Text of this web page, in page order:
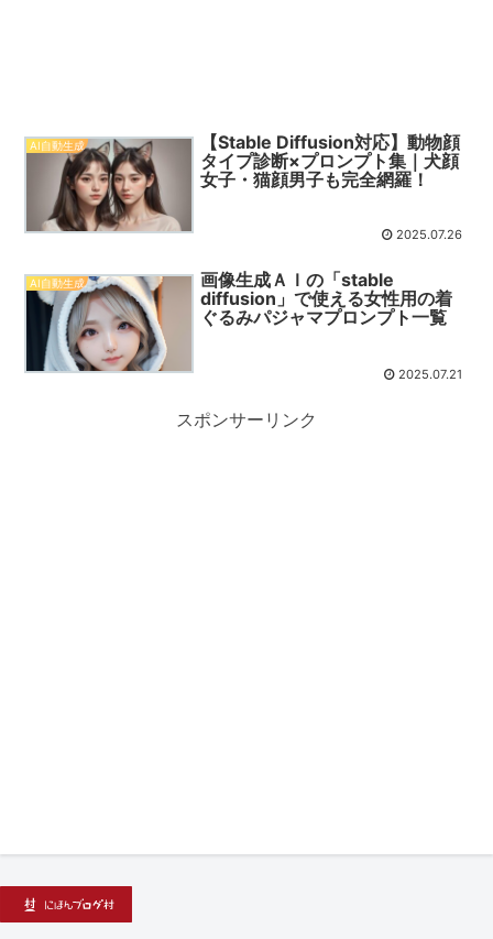
AI自動生成
【Stable Diffusion対応】動物顔
タイプ診断×プロンプト集｜犬顔
女子・猫顔男子も完全網羅！
2025.07.26
AI自動生成
画像生成ＡＩの「stable
diffusion」で使える女性用の着
ぐるみパジャマプロンプト一覧
2025.07.21
スポンサーリンク